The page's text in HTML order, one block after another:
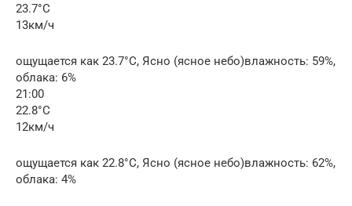
23.7°C
13км/ч
ощущается как 23.7°C, Ясно (ясное небо)влажность: 59%,
облака: 6%
21:00
22.8°C
12км/ч
ощущается как 22.8°C, Ясно (ясное небо)влажность: 62%,
облака: 4%